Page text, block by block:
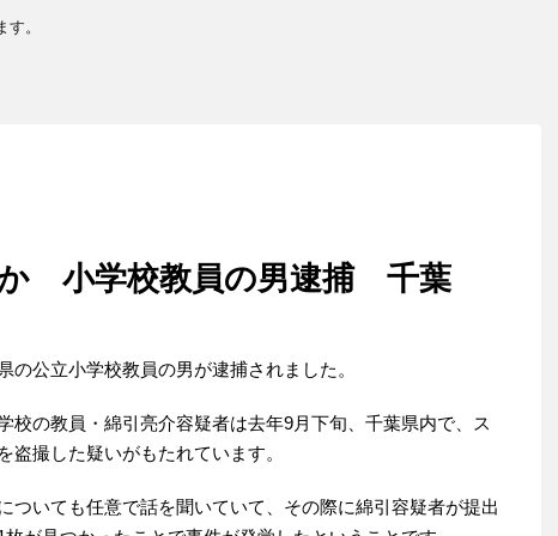
。
か 小学校教員の男逮捕 千葉
公立小学校教員の男が逮捕されました。
校の教員・綿引亮介容疑者は去年9月下旬、千葉県内で、ス
撮した疑いがもたれています。
ついても任意で話を聞いていて、その際に綿引容疑者が提出